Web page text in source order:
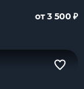
от 3 500 ₽